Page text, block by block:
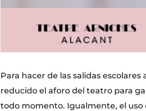
Para hacer de las salidas
reducido el aforo del teatro para
todo momento. Igualmente, el uso